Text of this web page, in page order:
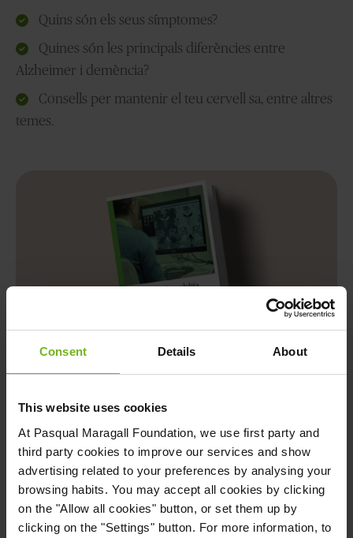
Consent Details About
This website uses cookies
At Pasqual Maragall Foundation, we use first party and
third party cookies to improve our services and show
advertising related to your preferences by analysing your
browsing habits. You may accept all cookies by clicking
on the "Allow all cookies" button, or set them up by
clicking on the "Settings" button. For more information, to
Quins són els seus símptomes?
Quines són les principals diferències entre
Alzheimer i demència?
Consells per mantenir el teu cervell sa, entre altres
temes.
Descarrega't la guia gratis